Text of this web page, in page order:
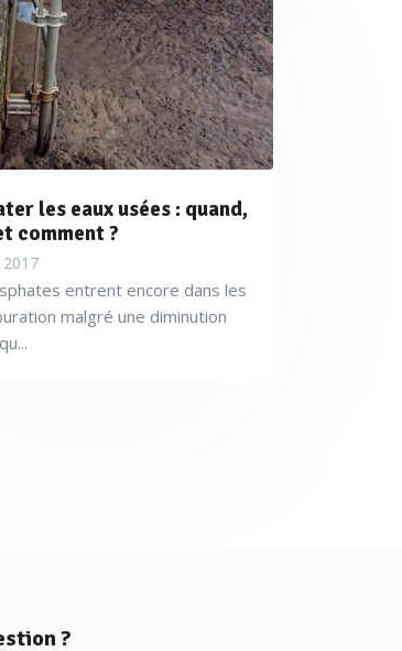
les eaux usées : quand,
comment ?
entrent encore dans les
malgré une diminution
?